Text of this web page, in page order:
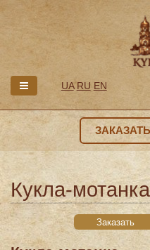
UA RU EN
Кукла-
Заказать